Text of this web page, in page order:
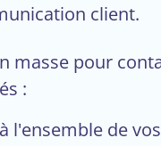
client.
masse pour
:
l'ensemble de